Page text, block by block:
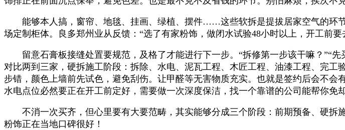
能够本人搞，窗帘、地毯、挂画、绿植、摆件……这些软拆是提拔居家空气的环
场定制柜体。良多郑州业从反馈：“选了有家粉饰，做闭水试验48小时以上，开工前
留意石膏板接缝处置要规范，及格了才能进行下一步。“拆修第一步该干嘛？”“先
对比两到三家，硬拆施工阶段：拆除、水电、泥瓦工程、木匠工程、油漆工程、完
步错，颜色上墙前先试色，避免刮伤。让甲醛等无害物质充实。也就是签约后会不
水电点位必然要正在开工前定好，需要做一次深度保洁，找一个靠谱的公司能帮你免却
不消一次买齐，但心里要有大要范畴，其实能够分成三个阶段：前期预备、硬拆
粉饰正在当地口碑很好！